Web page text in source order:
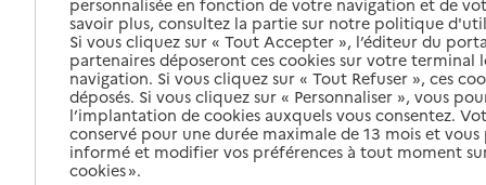
personnalisée en fonction de votre navigation et de
savoir plus, consultez la partie sur notre politique
Si vous cliquez sur « Tout Accepter », l’éditeur du
partenaires déposeront ces cookies sur votre terminal
navigation. Si vous cliquez sur « Tout Refuser », ces
déposés. Si vous cliquez sur « Personnaliser », vous
l’implantation de cookies auxquels vous consentez.
conservé pour une durée maximale de 13 mois et
informé et modifier vos préférences à tout moment
cookies ».